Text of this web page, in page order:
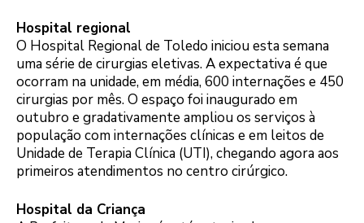
Hospital regional
O Hospital Regional de Toledo iniciou esta semana
uma série de cirurgias eletivas. A expectativa é que
ocorram na unidade, em média, 600 internações e 450
cirurgias por mês. O espaço foi inaugurado em
outubro e gradativamente ampliou os serviços à
população com internações clínicas e em leitos de
Unidade de Terapia Clínica (UTI), chegando agora aos
primeiros atendimentos no centro cirúrgico.
Hospital da Criança